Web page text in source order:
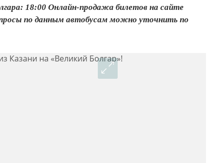
18:00 Онлайн-продажа билетов на сайте
по данным автобусам можно уточнить по